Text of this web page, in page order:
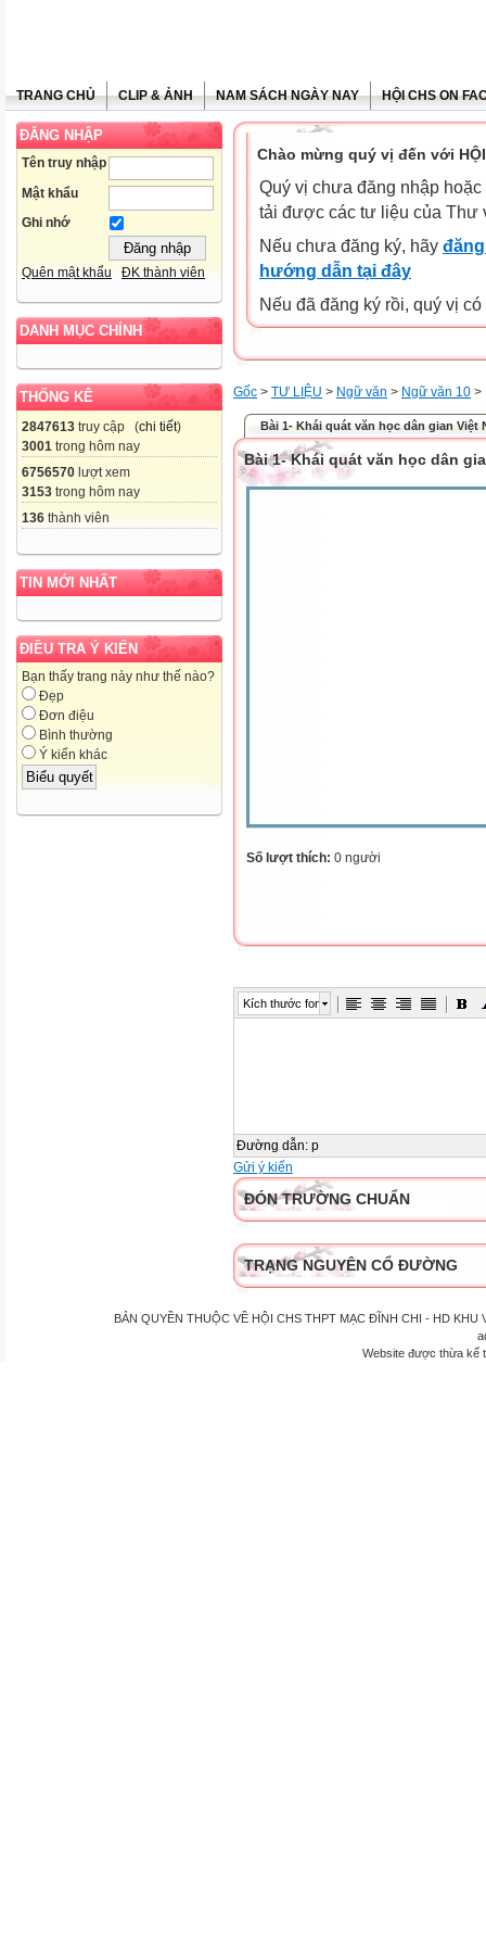
TRANG CHỦ CLIP & ẢNH NAM SÁCH NGÀY NAY HỘI CHS ON
ĐĂNG NHẬP
Tên truy nhập
Mật khẩu
Ghi nhớ
Quên mật khẩu ĐK thành viên
DANH MỤC CHÍNH
THỐNG KÊ
2847613 truy cập (chi tiết)
3001 trong hôm nay
6756570 lượt xem
3153 trong hôm nay
136 thành viên
TIN MỚI NHẤT
ĐIỀU TRA Ý KIẾN
Bạn thấy trang này như thế nào?
Đẹp
Đơn điệu
Bình thường
Ý kiến khác
Chào mừng quý vị đến với HỘI
Quý vị chưa đăng nhập
tải được các tư liệu của Thư
Nếu chưa đăng ký, hãy
hướng dẫn tại đây
Nếu đã đăng ký rồi, quý vị
Gốc > TƯ LIỆU > Ngữ văn > Ngữ văn 10 >
Bài 1- Khái quát văn học dân gian Việt
Bài 1- Khái quát văn học dân
Số lượt thích: 0 người
Kích thước font
Đường dẫn: p
Gửi ý kiến
ĐÓN TRƯỜNG CHUẨN
TRẠNG NGUYÊN CỔ ĐƯỜNG
BẢN QUYỀN THUỘC VỀ HỘI CHS THPT MẠC ĐĨNH CHI - HD
Website được thừa kế